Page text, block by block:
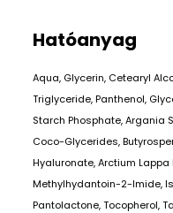
Hatóanyag
Aqua, Glycerin, Cetearyl
Triglyceride, Panthenol,
Starch Phosphate, Argania
Coco-Glycerides,
Hyaluronate, Arctium Lappa
Methylhydantoin-2-Imide,
Pantolactone, Tocopherol,